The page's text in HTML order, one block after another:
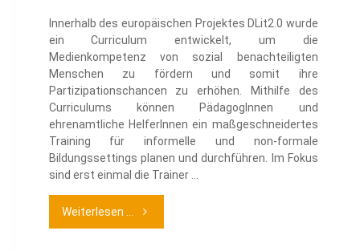
Innerhalb des europäischen Projektes DLit2.0 wurde
ein Curriculum entwickelt, um die
Medienkompetenz von sozial benachteiligten
Menschen zu fördern und somit ihre
Partizipationschancen zu erhöhen. Mithilfe des
Curriculums können PädagogInnen und
ehrenamtliche HelferInnen ein maßgeschneidertes
Training für informelle und non-formale
Bildungssettings planen und durchführen. Im Fokus
sind erst einmal die Trainer …
Weiterlesen ... "Digital